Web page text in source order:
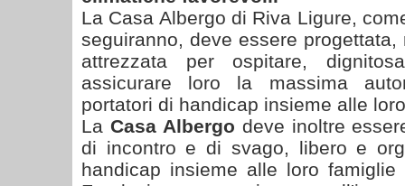
La Casa Albergo di Riva Ligure,
seguiranno, deve essere
attrezzata per ospitare,
assicurare loro la massima
portatori di handicap insieme alle
La Casa Albergo deve inoltre
di incontro e di svago, libero e
handicap insieme alle loro